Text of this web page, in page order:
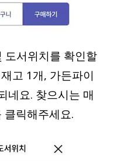
도서위치를 확인할
고 1개, 가든파이
네요. 찾으시는 매
클릭해주세요.